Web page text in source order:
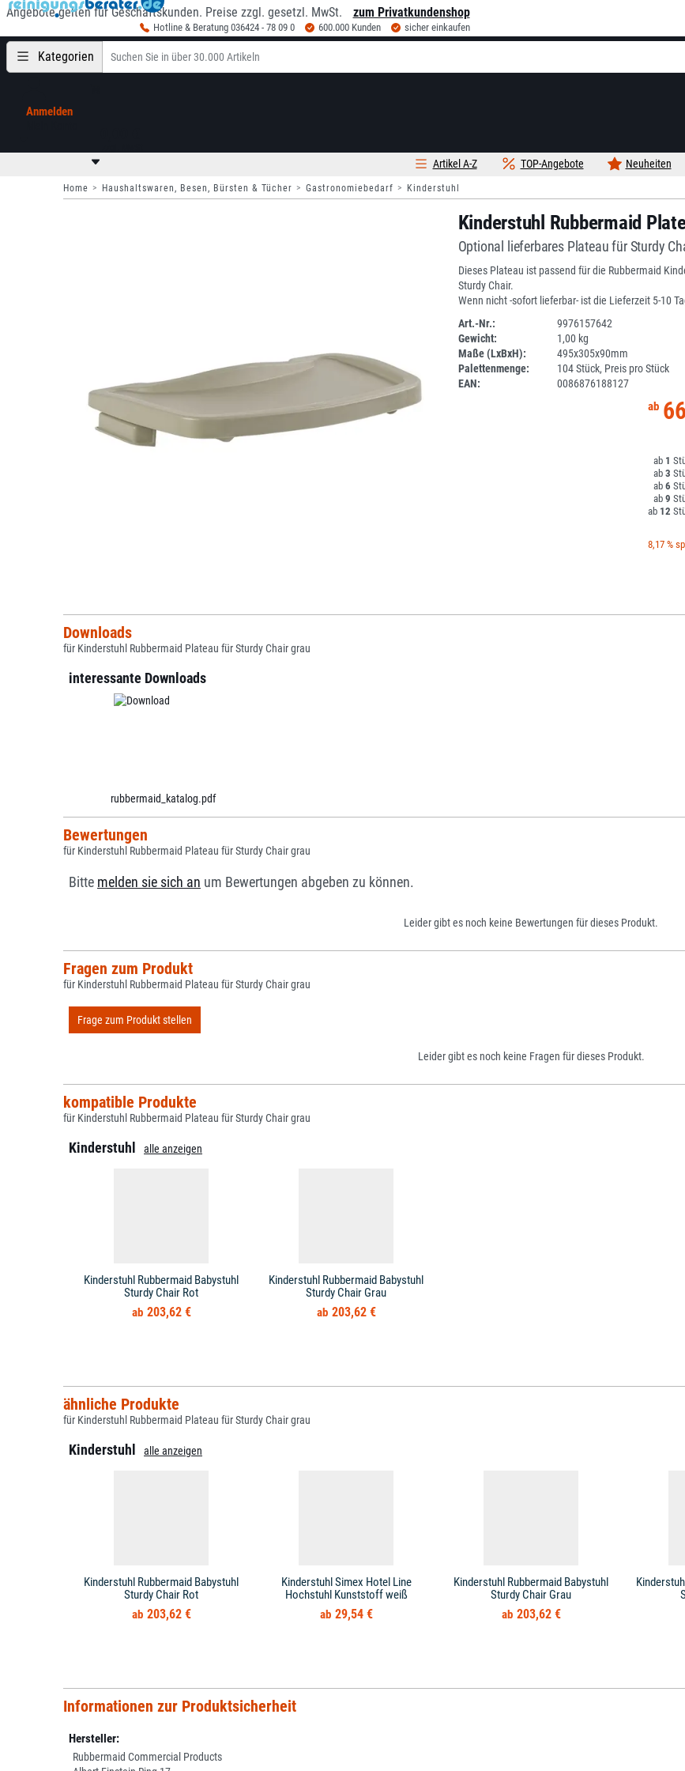
Angebote gelten für Geschäftskunden. Preise zzgl. gesetzl. MwSt. zum Privatkundenshop
Hotline & Beratung 036424 - 78 09 0 600.000 Kunden sicher einkaufen
Kategorien
Anmelden
Neuheiten
TOP-Angebote
Artikel A-Z
Home Haushaltswaren, Besen, Bürsten & Tücher Gastronomiebedarf Kinderstuhl
Kinderstuhl Rubbermaid
Optional lieferbares Plateau für Sturdy
Dieses Plateau ist passend für die Rubbermaid
Sturdy Chair.
Wenn nicht -sofort lieferbar- ist die Lieferzeit 5-10
Art.-Nr.:
9976157642
Gewicht:
1,00 kg
Maße (LxBxH):
495x305x90mm
Palettenmenge:
104 Stück, Preis pro Stück
EAN:
0086876188127
1
3
6
9
12
8,17 %
Downloads
für Kinderstuhl Rubbermaid Plateau für Sturdy Chair grau
interessante Downloads
rubbermaid_katalog.pdf
Bewertungen
für Kinderstuhl Rubbermaid Plateau für Sturdy Chair grau
Bitte melden sie sich an um Bewertungen abgeben zu können.
Leider gibt es noch keine Bewertungen für dieses Produkt.
Fragen zum Produkt
für Kinderstuhl Rubbermaid Plateau für Sturdy Chair grau
Frage zum Produkt stellen
Leider gibt es noch keine Fragen für dieses Produkt.
kompatible Produkte
für Kinderstuhl Rubbermaid Plateau für Sturdy Chair grau
Kinderstuhl alle anzeigen
Kinderstuhl Rubbermaid Babystuhl
Sturdy Chair Rot
203,62 €
Kinderstuhl Rubbermaid Babystuhl
Sturdy Chair Grau
203,62 €
ähnliche Produkte
für Kinderstuhl Rubbermaid Plateau für Sturdy Chair grau
Kinderstuhl alle anzeigen
Kinderstuhl Rubbermaid Babystuhl
Sturdy Chair Rot
203,62 €
Kinderstuhl Simex Hotel Line
Hochstuhl Kunststoff weiß
29,54 €
Kinderstuhl Rubbermaid Babystuhl
Sturdy Chair Grau
203,62 €
Informationen zur Produktsicherheit
Hersteller:
Rubbermaid Commercial Products